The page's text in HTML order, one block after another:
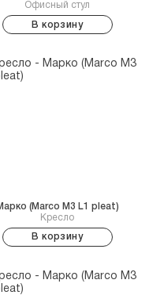
Офисный стул
В корзину
Кресло
(Marco M3 L1 pleat)
В корзину